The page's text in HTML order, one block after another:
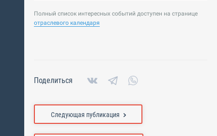
Полный список интересных событий доступен на странице
отраслевого календаря
Поделиться
Следующая публикация